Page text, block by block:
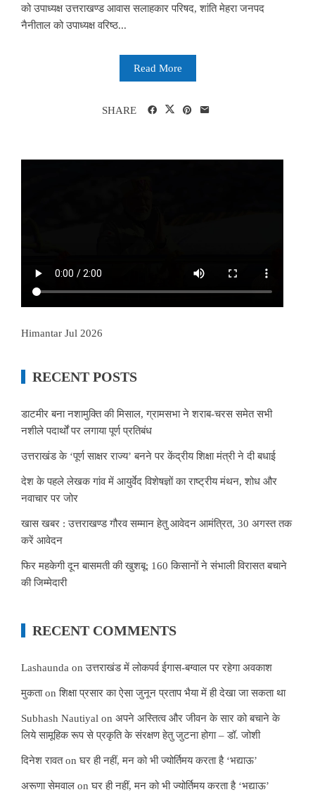
को उपाध्यक्ष उत्तराखण्ड आवास सलाहकार परिषद, शांति मेहरा जनपद
नैनीताल को उपाध्यक्ष वरिष्ठ...
Read More
SHARE
Himantar Jul 2026
RECENT POSTS
डाटमीर बना नशामुक्ति की मिसाल, ग्रामसभा ने शराब-चरस समेत सभी
नशीले पदार्थों पर लगाया पूर्ण प्रतिबंध
उत्तराखंड के ‘पूर्ण साक्षर राज्य’ बनने पर केंद्रीय शिक्षा मंत्री ने दी बधाई
देश के पहले लेखक गांव में आयुर्वेद विशेषज्ञों का राष्ट्रीय मंथन, शोध और
नवाचार पर जोर
खास खबर : उत्तराखण्ड गौरव सम्मान हेतु आवेदन आमंत्रित, 30 अगस्त तक
करें आवेदन
फिर महकेगी दून बासमती की खुशबू: 160 किसानों ने संभाली विरासत बचाने
की जिम्मेदारी
RECENT COMMENTS
Lashaunda onउत्तराखंड में लोकपर्व ईगास-बग्वाल पर रहेगा अवकाश
मुकताonशिक्षा प्रसार का ऐसा जुनून प्रताप भैया में ही देखा जा सकता था
Subhash Nautiyal on अपने अस्तित्व और जीवन के सार को बचाने के
लिये सामूहिक रूप से प्रकृति के संरक्षण हेतु जुटना होगा – डॉ. जोशी
दिनेश रावतonघर ही नहीं, मन को भी ज्योर्तिमय करता है ‘भद्याऊ’
अरूणा सेमवाल onघर ही नहीं, मन को भी ज्योर्तिमय करता है ‘भद्याऊ’